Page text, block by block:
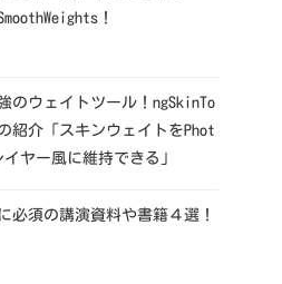
！
のウェイトツール！ngSkinTo
紹介「スキンウェイトをPhot
イヤー風に維持できる」
必須の講演資料や書籍４選！